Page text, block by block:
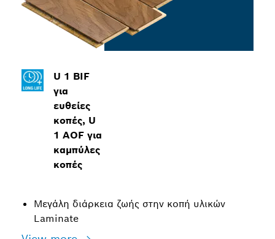
U 1 BIF
για
ευθείες
κοπές, U
1 AOF για
καμπύλες
κοπές
Μεγάλη διάρκεια ζωής στην κοπή υλικών
Laminate